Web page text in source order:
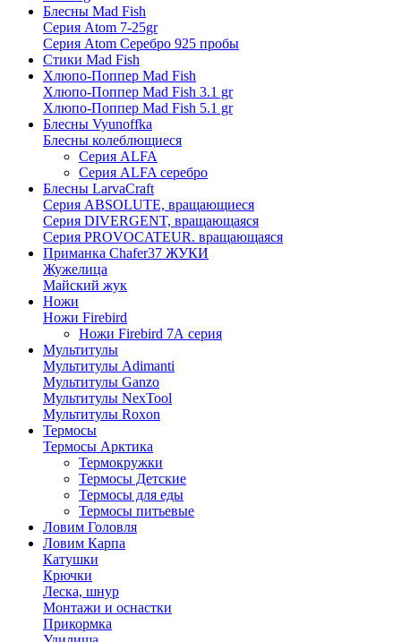
Блесны Mad Fish
Серия Atom 7-25gr
Серия Atom Серебро 925 пробы
Стики Mad Fish
Хлюпо-Поппер Mad Fish
Хлюпо-Поппер Mad Fish 3.1 gr
Хлюпо-Поппер Mad Fish 5.1 gr
Блесны Vyunoffka
Блесны колеблющиеся
Серия ALFA
Серия ALFA серебро
Блесны LarvaCraft
Серия ABSOLUTE, вращающиеся
Серия DIVERGENT, вращающаяся
Серия PROVOCATEUR. вращающаяся
Приманка Chafer37 ЖУКИ
Жужелица
Майский жук
Ножи
Ножи Firebird
Ножи Firebird 7А серия
Мультитулы
Мультитулы Adimanti
Мультитулы Ganzo
Мультитулы NexTool
Мультитулы Roxon
Термосы
Термосы Арктика
Термокружки
Термосы Детские
Термосы для еды
Термосы питьевые
Ловим Головля
Ловим Карпа
Катушки
Крючки
Леска, шнур
Монтажи и оснастки
Прикормка